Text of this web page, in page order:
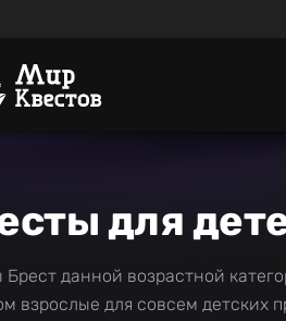
для
Брест данной возрастной
взрослые для совсем детских